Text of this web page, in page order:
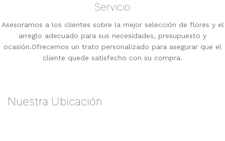
Servicio
Asesoramos a los clientes sobre la mejor selección de flores y el
arreglo adecuado para sus necesidades, presupuesto y
ocasión.Ofrecemos un trato personalizado para asegurar que el
cliente quede satisfecho con su compra.
Nuestra Ubicación